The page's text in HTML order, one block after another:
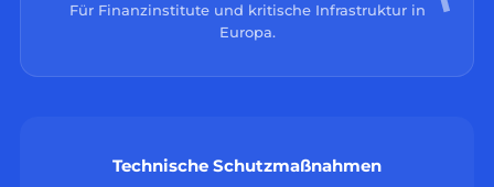
Für Finanzinstitute und kritische Infrastruktur in
Europa.
Technische Schutzmaßnahmen